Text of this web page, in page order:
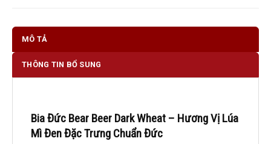
MÔ TẢ
THÔNG TIN BỔ SUNG
Bia Đức Bear Beer Dark Wheat – Hương Vị Lúa
Mì Đen Đặc Trưng Chuẩn Đức